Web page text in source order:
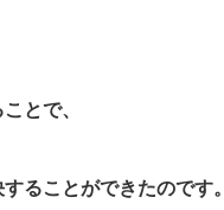
とで、
ることができたのです。